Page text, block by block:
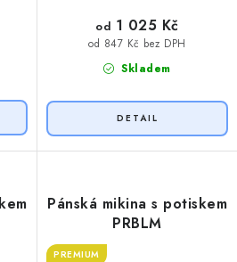
Skladem
od 847 Kč bez DPH
od 1 025 Kč
Pánská mikina s potiskem
PRBLM
PREMIUM